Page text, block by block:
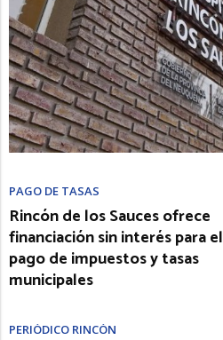
PAGO DE TASAS
Rincón de los Sauces ofrece
financiación sin interés para el
pago de impuestos y tasas
municipales
PERIÓDICO RINCÓN